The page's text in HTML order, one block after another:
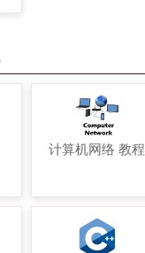
计算机网络 教程